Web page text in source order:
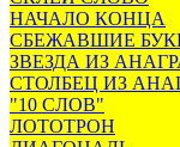
НАЧАЛО КОНЦА
СБЕЖАВШИЕ
ЗВЕЗДА ИЗ
СТОЛБЕЦ ИЗ
"10 СЛОВ"
ЛОТОТРОН